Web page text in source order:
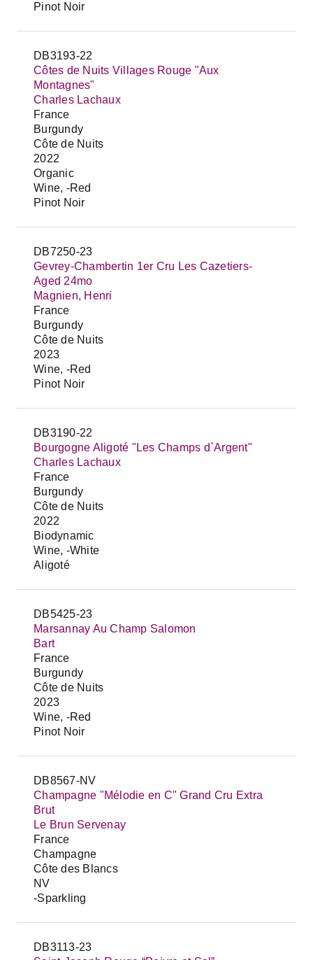
Pinot Noir
DB3193-22
Côtes de Nuits Villages Rouge "Aux
Montagnes"
Charles Lachaux
France
Burgundy
Côte de Nuits
2022
Organic
Wine, -Red
Pinot Noir
DB7250-23
Gevrey-Chambertin 1er Cru Les Cazetiers-
Aged 24mo
Magnien, Henri
France
Burgundy
Côte de Nuits
2023
Wine, -Red
Pinot Noir
DB3190-22
Bourgogne Aligoté "Les Champs d`Argent"
Charles Lachaux
France
Burgundy
Côte de Nuits
2022
Biodynamic
Wine, -White
Aligoté
DB5425-23
Marsannay Au Champ Salomon
Bart
France
Burgundy
Côte de Nuits
2023
Wine, -Red
Pinot Noir
DB8567-NV
Champagne "Mélodie en C" Grand Cru Extra
Brut
Le Brun Servenay
France
Champagne
Côte des Blancs
NV
-Sparkling
DB3113-23